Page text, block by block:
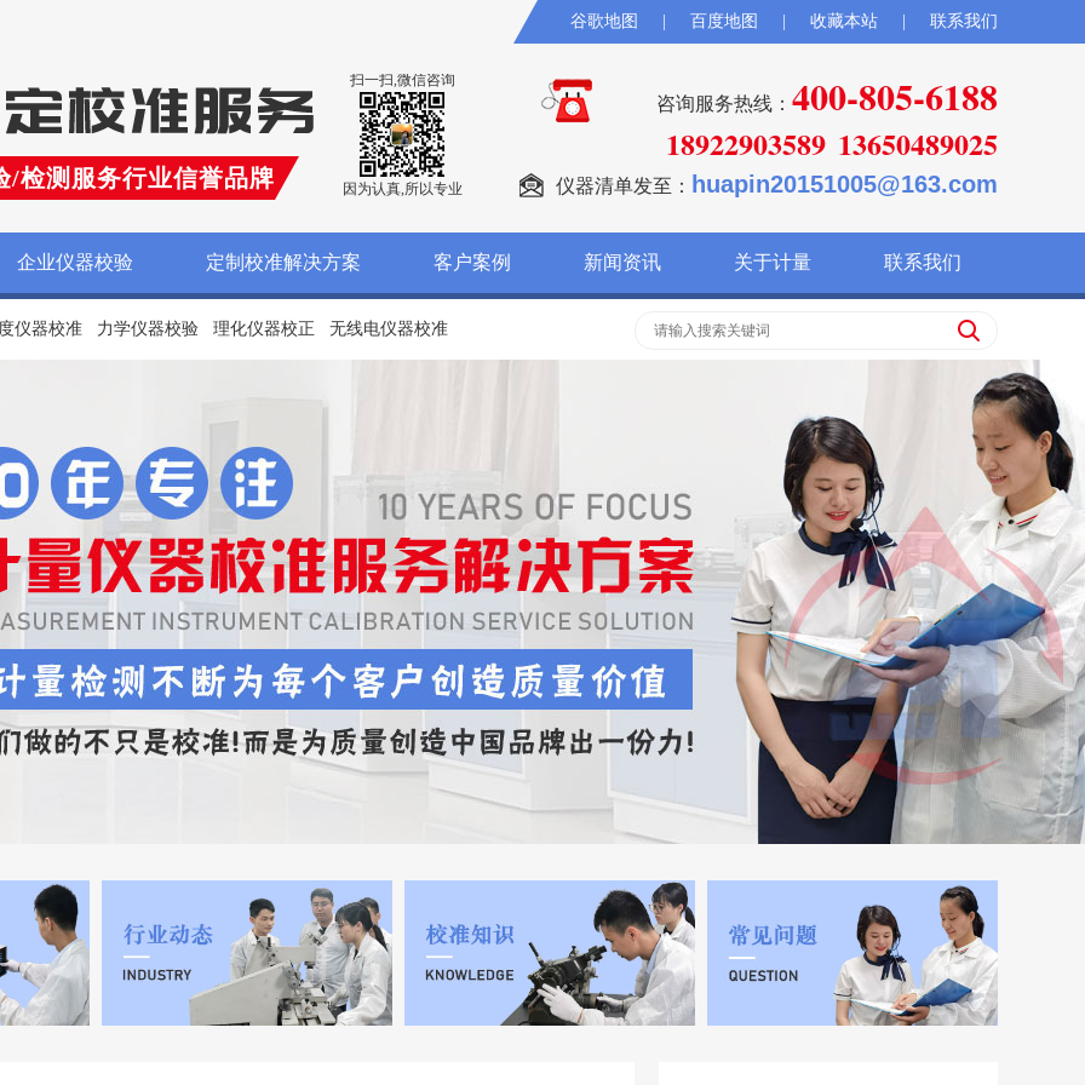
谷歌地图 百度地图 收藏本站 联系我们
/检测服务行业信誉品牌
扫一扫,微信咨询
因为认真,所以专业
咨询服务热线： 400-805-6188
18922903589 13650489025
仪器清单发至： huapin20151005@163.com
企业仪器校验 定制校准解决方案 客户案例 新闻资讯 关于计量 联系我们
仪器校准 力学仪器校验 理化仪器校正 无线电仪器校准